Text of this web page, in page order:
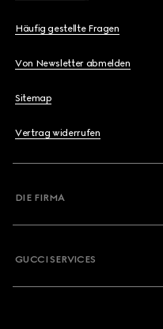
Häufig gestellte Fragen
Von Newsletter abmelden
Sitemap
Vertrag widerrufen
DIE FIRMA
GUCCI SERVICES